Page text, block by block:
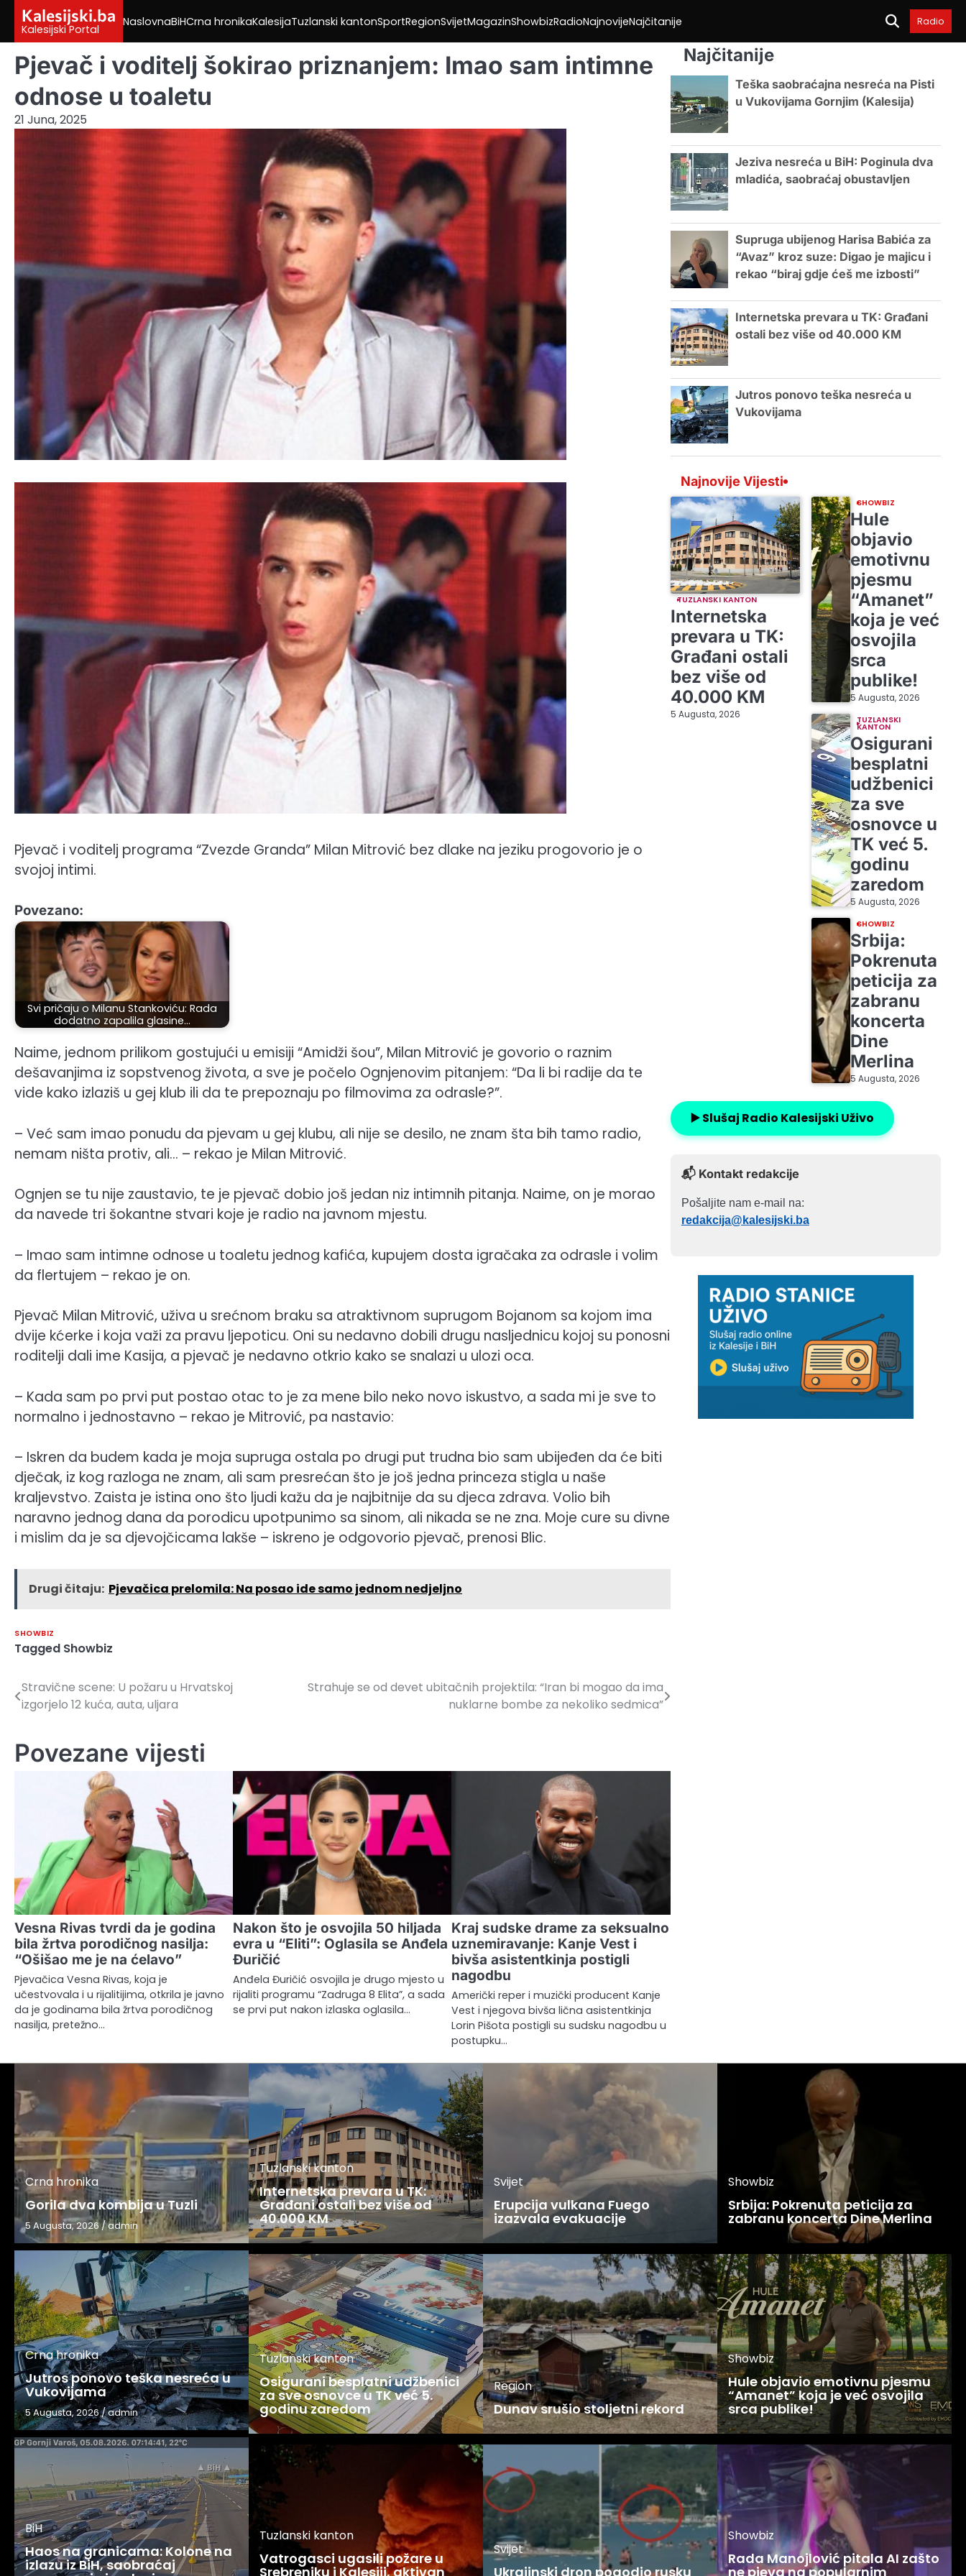
content
Kalesijski.ba
Kalesijski Portal
NaslovnaBiHCrna hronikaKalesijaTuzlanski kantonSportRegionSvijetMagazinShowbizRadioNajnovijeNajčitanije Radio
Pjevač i voditelj šokirao priznanjem: Imao sam intimne
odnose u toaletu
21 Juna, 2025
Pjevač i voditelj programa “Zvezde Granda” Milan Mitrović bez dlake na jeziku progovorio je o
svojoj intimi.
Povezano:
Svi pričaju o Milanu Stankoviću: Rada
dodatno zapalila glasine…
Naime, jednom prilikom gostujući u emisiji “Amidži šou”, Milan Mitrović je govorio o raznim
dešavanjima iz sopstvenog života, a sve je počelo Ognjenovim pitanjem: “Da li bi radije da te
vide kako izlaziš u gej klub ili da te prepoznaju po filmovima za odrasle?”.
– Već sam imao ponudu da pjevam u gej klubu, ali nije se desilo, ne znam šta bih tamo radio,
nemam ništa protiv, ali… – rekao je Milan Mitrović.
Ognjen se tu nije zaustavio, te je pjevač dobio još jedan niz intimnih pitanja. Naime, on je morao
da navede tri šokantne stvari koje je radio na javnom mjestu.
– Imao sam intimne odnose u toaletu jednog kafića, kupujem dosta igračaka za odrasle i volim
da flertujem – rekao je on.
Pjevač Milan Mitrović, uživa u srećnom braku sa atraktivnom suprugom Bojanom sa kojom ima
dvije kćerke i koja važi za pravu ljepoticu. Oni su nedavno dobili drugu nasljednicu kojoj su ponosni
roditelji dali ime Kasija, a pjevač je nedavno otkrio kako se snalazi u ulozi oca.
– Kada sam po prvi put postao otac to je za mene bilo neko novo iskustvo, a sada mi je sve to
normalno i jednostavno – rekao je Mitrović, pa nastavio:
– Iskren da budem kada je moja supruga ostala po drugi put trudna bio sam ubijeđen da će biti
dječak, iz kog razloga ne znam, ali sam presrećan što je još jedna princeza stigla u naše
kraljevstvo. Zaista je istina ono što ljudi kažu da je najbitnije da su djeca zdrava. Volio bih
naravno jednog dana da porodicu upotpunimo sa sinom, ali nikada se ne zna. Moje cure su divne
i mislim da je sa djevojčicama lakše – iskreno je odgovorio pjevač, prenosi Blic.
Drugi čitaju: Pjevačica prelomila: Na posao ide samo jednom nedjeljno
SHOWBIZ
Tagged Showbiz
Navigacija
članaka
Stravične scene: U požaru u Hrvatskoj
izgorjelo 12 kuća, auta, uljara
Strahuje se od devet ubitačnih projektila: “Iran bi mogao da ima
nuklarne bombe za nekoliko sedmica”
Povezane vijesti
Vesna Rivas tvrdi da je godina
bila žrtva porodičnog nasilja:
“Ošišao me je na ćelavo”
Pjevačica Vesna Rivas, koja je
učestvovala i u rijalitijima, otkrila je javno
da je godinama bila žrtva porodičnog
nasilja, pretežno…
Nakon što je osvojila 50 hiljada
evra u “Eliti”: Oglasila se Anđela
Đuričić
Anđela Đuričić osvojila je drugo mjesto u
rijaliti programu “Zadruga 8 Elita”, a sada
se prvi put nakon izlaska oglasila…
Kraj sudske drame za seksualno
uznemiravanje: Kanje Vest i
bivša asistentkinja postigli
nagodbu
Američki reper i muzički producent Kanje
Vest i njegova bivša lična asistentkinja
Lorin Pišota postigli su sudsku nagodbu u
postupku…
Najčitanije
Teška saobraćajna nesreća na Pisti
u Vukovijama Gornjim (Kalesija)
Jeziva nesreća u BiH: Poginula dva
mladića, saobraćaj obustavljen
Supruga ubijenog Harisa Babića za
“Avaz” kroz suze: Digao je majicu i
rekao “biraj gdje ćeš me izbosti”
Internetska prevara u TK: Građani
ostali bez više od 40.000 KM
Jutros ponovo teška nesreća u
Vukovijama
Najnovije Vijesti
TUZLANSKI KANTON
Internetska
prevara u TK:
Građani ostali
bez više od
40.000 KM
5 Augusta, 2026
SHOWBIZ
Hule
objavio
emotivnu
pjesmu
“Amanet”
koja je već
osvojila
srca
publike!
5 Augusta, 2026
TUZLANSKI
KANTON
Osigurani
besplatni
udžbenici
za sve
osnovce u
TK već 5.
godinu
zaredom
5 Augusta, 2026
SHOWBIZ
Srbija:
Pokrenuta
peticija za
zabranu
koncerta
Dine
Merlina
5 Augusta, 2026
▶️ Slušaj Radio Kalesijski Uživo
📬 Kontakt redakcije
Pošaljite nam e-mail na:
redakcija@kalesijski.ba
Crna hronika
Gorila dva kombija u Tuzli
5 Augusta, 2026/admin
Crna hronika
Jutros ponovo teška nesreća u
Vukovijama
5 Augusta, 2026/admin
BiH
Haos na granicama: Kolone na
izlazu iz BiH, saobraćaj
Tuzlanski kanton
Internetska prevara u TK:
Građani ostali bez više od
40.000 KM
Tuzlanski kanton
Osigurani besplatni udžbenici
za sve osnovce u TK već 5.
godinu zaredom
Tuzlanski kanton
Vatrogasci ugasili požare u
Srebreniku i Kalesiji, aktivan
Svijet
Erupcija vulkana Fuego
izazvala evakuacije
Region
Dunav srušio stoljetni rekord
Svijet
Ukrajinski dron pogodio rusku
Showbiz
Srbija: Pokrenuta peticija za
zabranu koncerta Dine Merlina
Showbiz
Hule objavio emotivnu pjesmu
“Amanet” koja je već osvojila
srca publike!
Showbiz
Rada Manojlović pitala AI zašto
ne pjeva na popularnim